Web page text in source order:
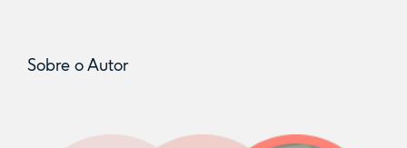
Sobre o Autor